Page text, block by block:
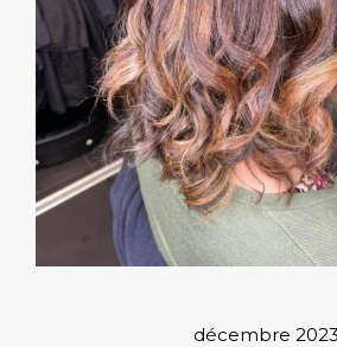
décembre 2023